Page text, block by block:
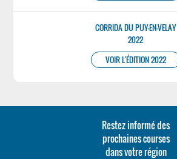
CORRIDA DU PUY-EN-VELAY
2022
VOIR L'ÉDITION 2022
Restez informé des
prochaines courses
dans votre région